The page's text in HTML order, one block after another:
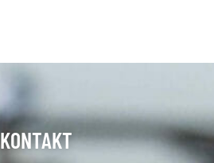
KONTAKT